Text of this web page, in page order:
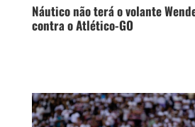
Náutico não terá o volante
contra o Atlético-GO